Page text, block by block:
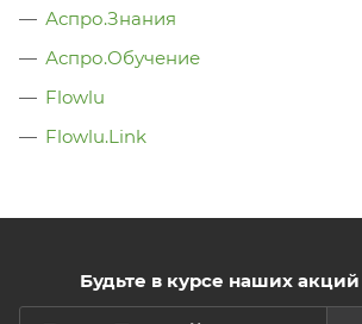
Аспро.Знания
Аспро.Обучение
Flowlu
Flowlu.Link
Будьте в курсе наших